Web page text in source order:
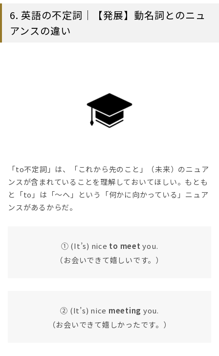
6. 英語の不定詞｜【発展】動名詞とのニュ
アンスの違い
「to不定詞」は、「これから先のこと」（未来）のニュア
ンスが含まれていることを理解しておいてほしい。もとも
と「to」は「〜へ」という「何かに向かっている」ニュア
ンスがあるからだ。
① (It’s) nice to meet you.
（お会いできて嬉しいです。）
② (It’s) nice meeting you.
（お会いできて嬉しかったです。）